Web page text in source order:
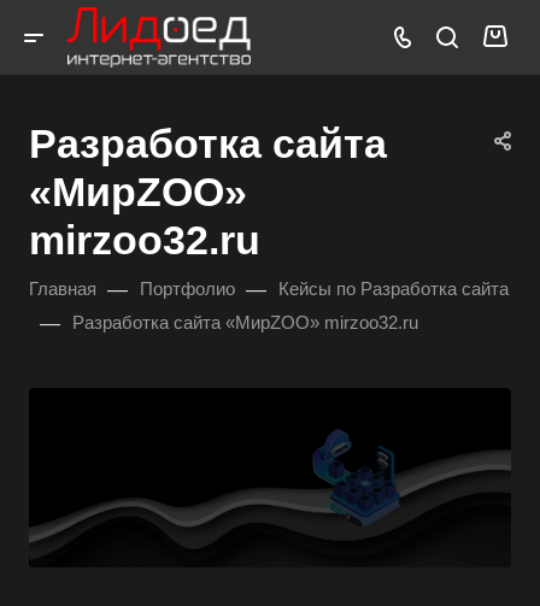
Разработка сайта
«МирZOO»
mirzoo32.ru
Главная — Портфолио — Кейсы по Разработка сайта
— Разработка сайта «МирZOO» mirzoo32.ru